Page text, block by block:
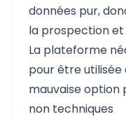
données pur,
la prospection et
La plateforme
pour être
mauvaise option
non techniques